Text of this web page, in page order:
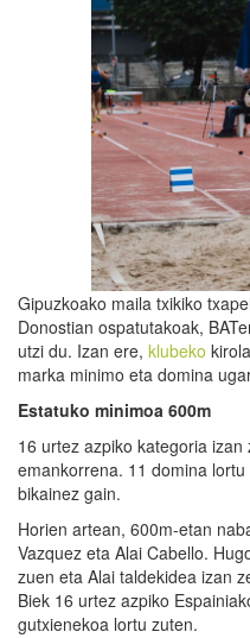
Gipuzkoako maila txikiko
Donostian ospatutakoak,
utzi du. Izan ere, klubeko
marka minimo eta domina
Estatuko minimoa 600m
16 urtez azpiko kategoria
emankorrena. 11 domina
bikainez gain.
Horien artean, 600m-etan
Vazquez eta Alai Cabello.
zuen eta Alai taldekidea izan
Biek 16 urtez azpiko
gutxienekoa lortu zuten.